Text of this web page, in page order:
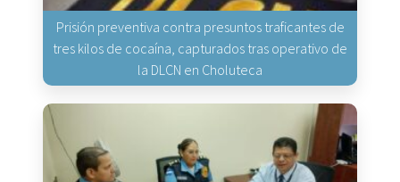
Prisión preventiva contra presuntos traficantes de
tres kilos de cocaína, capturados tras operativo de
la DLCN en Choluteca